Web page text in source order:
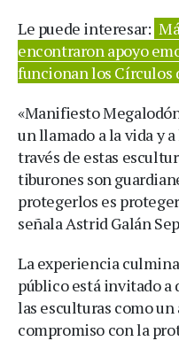
Le puede interesar:
encontraron apoyo
funcionan los Círculos
«Manifiesto
un llamado a la vida y
través de estas
tiburones son
protegerlos es
señala Astrid Galán
La experiencia
público está invitado a
las esculturas como
compromiso con la